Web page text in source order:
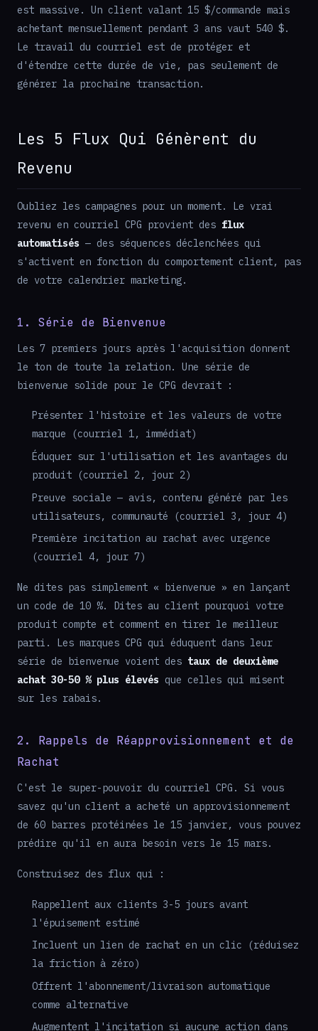
est massive. Un client valant 15 $/commande mais
achetant mensuellement pendant 3 ans vaut 540 $.
Le travail du courriel est de protéger et
d'étendre cette durée de vie, pas seulement de
générer la prochaine transaction.
Les 5 Flux Qui Génèrent du
Revenu
Oubliez les campagnes pour un moment. Le vrai
revenu en courriel CPG provient des flux
automatisés — des séquences déclenchées qui
s'activent en fonction du comportement client, pas
de votre calendrier marketing.
1. Série de Bienvenue
Les 7 premiers jours après l'acquisition donnent
le ton de toute la relation. Une série de
bienvenue solide pour le CPG devrait :
Présenter l'histoire et les valeurs de votre
marque (courriel 1, immédiat)
Éduquer sur l'utilisation et les avantages du
produit (courriel 2, jour 2)
Preuve sociale — avis, contenu généré par les
utilisateurs, communauté (courriel 3, jour 4)
Première incitation au rachat avec urgence
(courriel 4, jour 7)
Ne dites pas simplement « bienvenue » en lançant
un code de 10 %. Dites au client pourquoi votre
produit compte et comment en tirer le meilleur
parti. Les marques CPG qui éduquent dans leur
série de bienvenue voient des taux de deuxième
achat 30-50 % plus élevés que celles qui misent
sur les rabais.
2. Rappels de Réapprovisionnement et de
Rachat
C'est le super-pouvoir du courriel CPG. Si vous
savez qu'un client a acheté un approvisionnement
de 60 barres protéinées le 15 janvier, vous pouvez
prédire qu'il en aura besoin vers le 15 mars.
Construisez des flux qui :
Rappellent aux clients 3-5 jours avant
l'épuisement estimé
Incluent un lien de rachat en un clic (réduisez
la friction à zéro)
Offrent l'abonnement/livraison automatique
comme alternative
Augmentent l'incitation si aucune action dans